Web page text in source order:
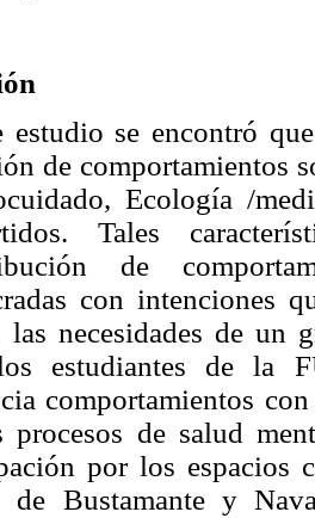
estudio se encontró
de comportamientos
Ecología /
Tales
de
con intenciones
las necesidades de un
estudiantes de la
comportamientos
procesos de salud
por los espacios
de Bustamante y